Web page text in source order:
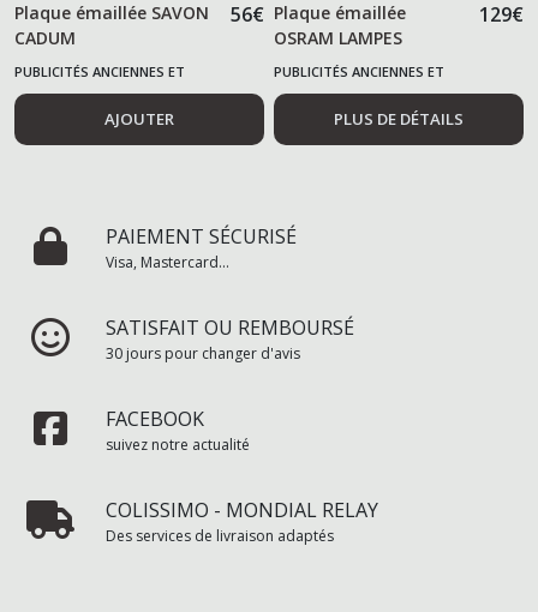
Plaque émaillée SAVON
CADUM
56€
PUBLICITÉS ANCIENNES ET
ALIMENTAIRES
AJOUTER
Plaque émaillée
OSRAM LAMPES
129€
PUBLICITÉS ANCIENNES ET
ALIMENTAIRES
PLUS DE DÉTAILS
PAIEMENT SÉCURISÉ
Visa, Mastercard...
SATISFAIT OU REMBOURSÉ
30 jours pour changer d'avis
FACEBOOK
suivez notre actualité
COLISSIMO - MONDIAL RELAY
Des services de livraison adaptés